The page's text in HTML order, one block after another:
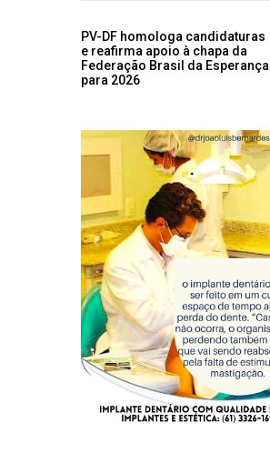
PV-DF homologa candidaturas
e reafirma apoio à chapa da
Federação Brasil da Esperança
para 2026